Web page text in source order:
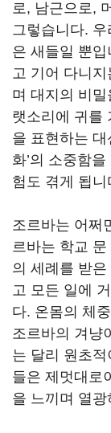
로, 남근으로,
그렇습니다.
은 새들일 뿐입
고 기어 다니지
며 대지의 비
랫소리에 귀를
을 표현하는 대
화’의 소중함
험도 겪게 됩니
조르바는 어쩌
르바는 학교
의 세례를 받
고 모든 일에
다. 온몸의 체
조르바의 겨냥
는 달리 원초
들은 제멋대로
을 느끼며 열광